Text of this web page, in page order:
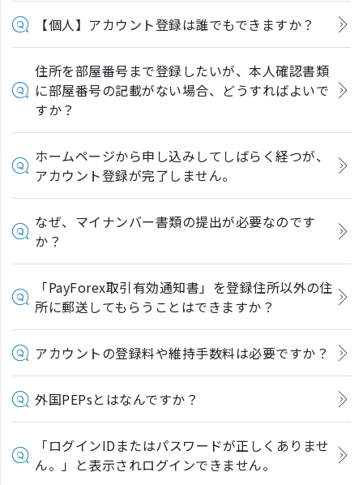
【個人】アカウント登録は誰でもできますか？
住所を部屋番号まで登録したいが、本人確認書類
に部屋番号の記載がない場合、どうすればよいで
すか？
ホームページから申し込みしてしばらく経つが、
アカウント登録が完了しません。
なぜ、マイナンバー書類の提出が必要なのです
か？
「PayForex取引有効通知書」を登録住所以外の住
所に郵送してもらうことはできますか？
アカウントの登録料や維持手数料は必要ですか？
外国PEPsとはなんですか？
「ログインIDまたはパスワードが正しくありませ
ん。」と表示されログインできません。